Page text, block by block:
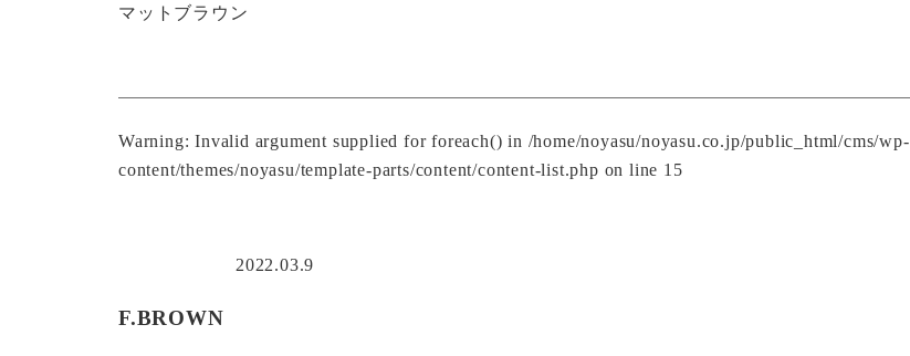
マットブラウン
Warning: Invalid argument supplied for foreach() in /home/noyasu/noyasu.co.jp/public_html/cms/wp-
content/themes/noyasu/template-parts/content/content-list.php on line 15
2022.03.9
F.BROWN